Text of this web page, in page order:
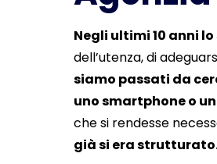
Negli ultimi 10 anni
dell’utenza, di
siamo passati da
uno smartphone o
che si rendesse
già si era